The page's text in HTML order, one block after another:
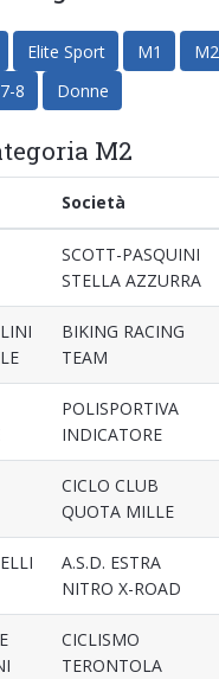
Elite Sport M1 M2
8 Donne
M2
Società
SCOTT-PASQUINI
STELLA AZZURRA
BIKING RACING
TEAM
POLISPORTIVA
INDICATORE
CICLO CLUB
QUOTA MILLE
A.S.D. ESTRA
NITRO X-ROAD
CICLISMO
TERONTOLA